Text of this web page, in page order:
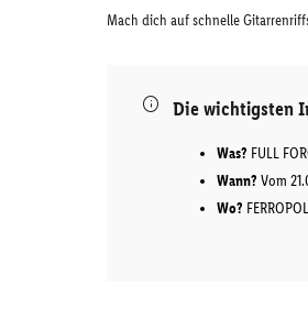
Mach dich auf schnelle
Die wichtigsten
Was? FULL
Wann? Vom
Wo?